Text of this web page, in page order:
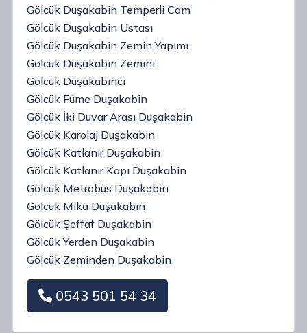
Gölcük Duşakabin Temperli Cam
Gölcük Duşakabin Ustası
Gölcük Duşakabin Zemin Yapımı
Gölcük Duşakabin Zemini
Gölcük Duşakabinci
Gölcük Füme Duşakabin
Gölcük İki Duvar Arası Duşakabin
Gölcük Karolaj Duşakabin
Gölcük Katlanır Duşakabin
Gölcük Katlanır Kapı Duşakabin
Gölcük Metrobüs Duşakabin
Gölcük Mika Duşakabin
Gölcük Şeffaf Duşakabin
Gölcük Yerden Duşakabin
Gölcük Zeminden Duşakabin
0543 501 54 34